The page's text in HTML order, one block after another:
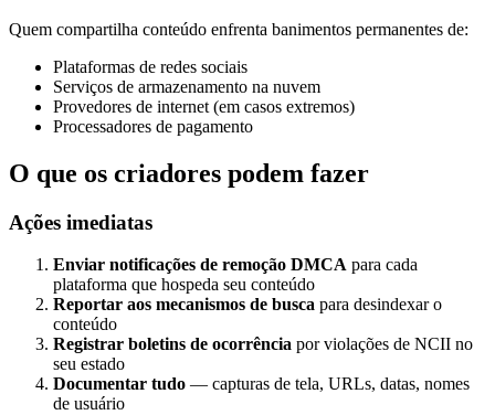
Quem compartilha conteúdo enfrenta banimentos permanentes de:
Plataformas de redes sociais
Serviços de armazenamento na nuvem
Provedores de internet (em casos extremos)
Processadores de pagamento
O que os criadores podem fazer
Ações imediatas
Enviar notificações de remoção DMCA para cada
plataforma que hospeda seu conteúdo
Reportar aos mecanismos de busca para desindexar o
conteúdo
Registrar boletins de ocorrência por violações de NCII no
seu estado
Documentar tudo — capturas de tela, URLs, datas, nomes
de usuário